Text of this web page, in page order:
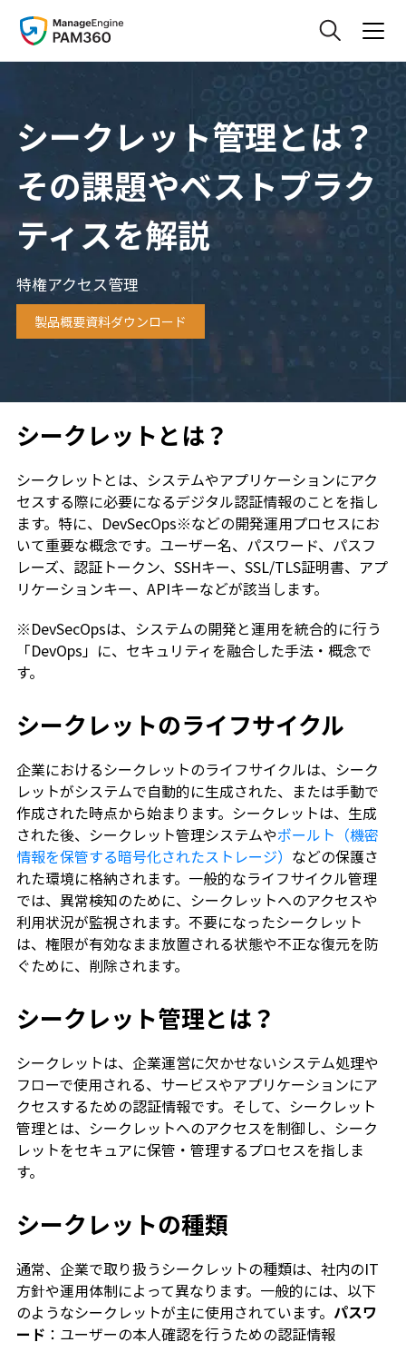
シークレット管理とは？
その課題やベストプラク
ティスを解説
特権アクセス管理
製品概要資料ダウンロード
シークレットとは？
シークレットとは、システムやアプリケーションにアク
セスする際に必要になるデジタル認証情報のことを指し
ます。特に、DevSecOps※などの開発運用プロセスにお
いて重要な概念です。ユーザー名、パスワード、パスフ
レーズ、認証トークン、SSHキー、SSL/TLS証明書、アプ
リケーションキー、APIキーなどが該当します。
※DevSecOpsは、システムの開発と運用を統合的に行う
「DevOps」に、セキュリティを融合した手法・概念で
す。
シークレットのライフサイクル
企業におけるシークレットのライフサイクルは、シーク
レットがシステムで自動的に生成された、または手動で
作成された時点から始まります。シークレットは、生成
された後、シークレット管理システムやボールト（機密
情報を保管する暗号化されたストレージ） などの保護さ
れた環境に格納されます。一般的なライフサイクル管理
では、異常検知のために、シークレットへのアクセスや
利用状況が監視されます。不要になったシークレット
は、権限が有効なまま放置される状態や不正な復元を防
ぐために、削除されます。
シークレット管理とは？
シークレットは、企業運営に欠かせないシステム処理や
フローで使用される、サービスやアプリケーションにア
クセスするための認証情報です。そして、シークレット
管理とは、シークレットへのアクセスを制御し、シーク
レットをセキュアに保管・管理するプロセスを指しま
す。
シークレットの種類
通常、企業で取り扱うシークレットの種類は、社内のIT
方針や運用体制によって異なります。一般的には、以下
のようなシークレットが主に使用されています。 パスワ
ード ：ユーザーの本人確認を行うための認証情報